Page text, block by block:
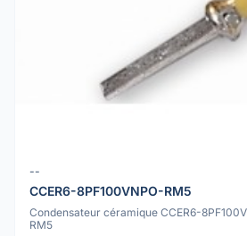
--
CCER6-8PF100VNPO-RM5
Condensateur céramique CCER6-
RM5